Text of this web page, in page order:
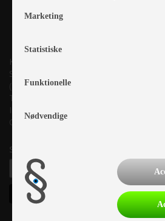
Kronjyllands Camping Center A/S
Suderholmen 10, 8960 Randers SØ
(Lige ud til Grenåvej)
Tlf. +45 87 10 98 70
Info@as-kcc.dk
CVR: 33 38 77 33
Samtykke til nyhedsbrev
Marketing
Statistiske
Funktionelle
Nødvendige